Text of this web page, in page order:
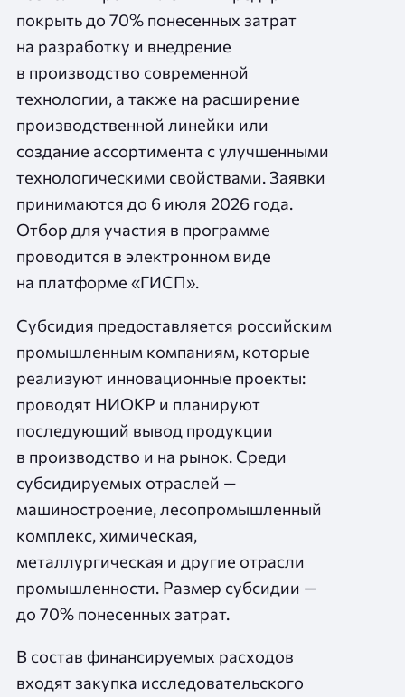
покрыть до 70% понесенных затрат
на разработку и внедрение
в производство современной
технологии, а также на расширение
производственной линейки или
создание ассортимента с улучшенными
технологическими свойствами. Заявки
принимаются до 6 июля 2026 года.
Отбор для участия в программе
проводится в электронном виде
на платформе «ГИСП».
Субсидия предоставляется российским
промышленным компаниям, которые
реализуют инновационные проекты:
проводят НИОКР и планируют
последующий вывод продукции
в производство и на рынок. Среди
субсидируемых отраслей —
машиностроение, лесопромышленный
комплекс, химическая,
металлургическая и другие отрасли
промышленности. Размер субсидии —
до 70% понесенных затрат.
В состав финансируемых расходов
входят закупка исследовательского